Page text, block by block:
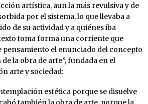
artística, aun la más revulsiva y de
por el sistema, lo que llevaba a
de su actividad y a quiénes iba
toma forma una corriente que
pensamiento el enunciado del concepto
la obra de arte”, fundada en el
arte y sociedad:
estética porque se disuelve